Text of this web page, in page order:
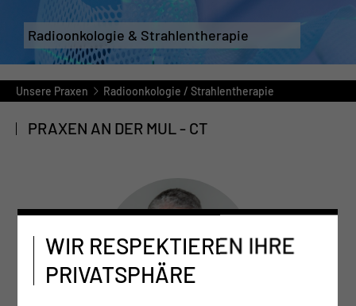
Radioonkologie & Strahlentherapie
Unsere Praxen Radioonkologie / Strahlentherapie
PRAXEN AN DER MUL - CT
WIR RESPEKTIEREN IHRE
PRIVATSPHÄRE